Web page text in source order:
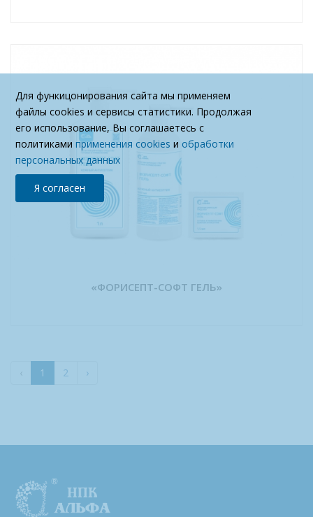
«ФОРИСЕПТ-СОФТ ГЕЛЬ»
‹ 1 2 ›
Для функицонирования сайта мы применяем
файлы cookies и сервисы статистики. Продолжая
его использование, Вы соглашаетесь с
политикамиприменения cookies и обработки
персональных данных
Я согласен